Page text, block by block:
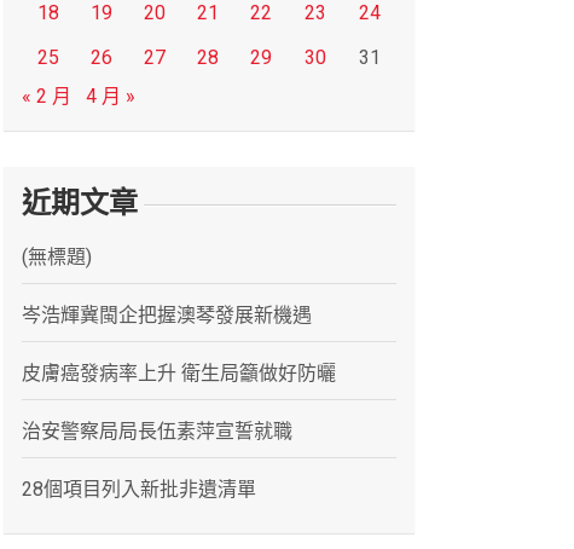
18
19 20 21 22 23
24
25
26 27 28 29 30
31
« 2 月
4 月 »
近期文章
(無標題)
岑浩輝冀閩企把握澳琴發展新機遇
皮膚癌發病率上升 衛生局籲做好防曬
治安警察局局長伍素萍宣誓就職
28個項目列入新批非遺清單